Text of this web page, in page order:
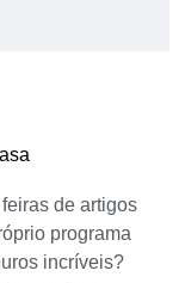
de artigos
programa
incríveis?